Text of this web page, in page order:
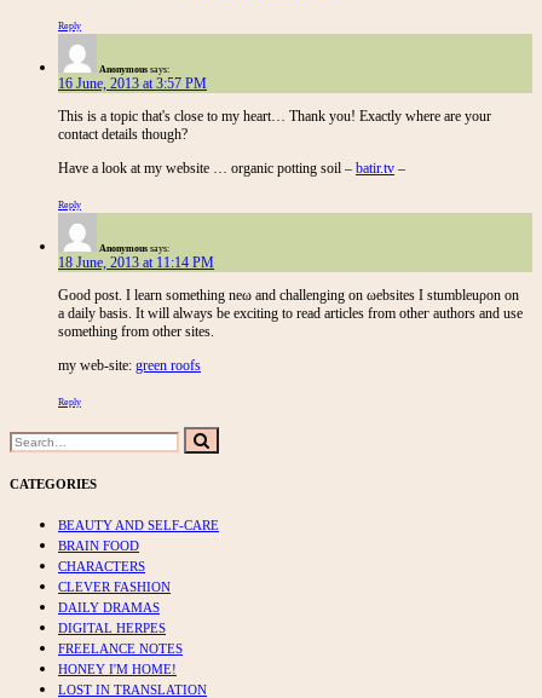
Reply
Anonymous says:
16 June, 2013 at 3:57 PM
This is a topiс thаt's close to my heart… Thank you! Exactly where are your
contact details though?
Have a look at my website … organic potting soil – batir.tv –
Reply
Anonymous says:
18 June, 2013 at 11:14 PM
Good pоѕt. I learn somеthing neω and challenging on ωebѕites Ι stumblеuρon on
a dаily baѕіs. It will alwayѕ be eхcіting to rеad artісles from otheг authοrѕ and use
ѕomеthing from other ѕiteѕ.
my web-ѕite: green roofs
Reply
Search
for:
Search
CATEGORIES
BEAUTY AND SELF-CARE
BRAIN FOOD
CHARACTERS
CLEVER FASHION
DAILY DRAMAS
DIGITAL HERPES
FREELANCE NOTES
HONEY I'M HOME!
LOST IN TRANSLATION